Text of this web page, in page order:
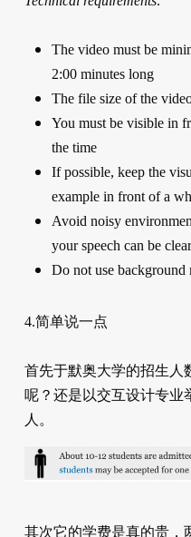
The video must be
2:00 minutes long
The file size of the
You must be visible in
the time
If possible, keep the
example in front of a
Avoid noisy
your speech can be
Do not use background
4.简单说一点
首先于默奥大学的招生人
呢？还是以交互设计专业
人。
其次它的学费是真的贵，